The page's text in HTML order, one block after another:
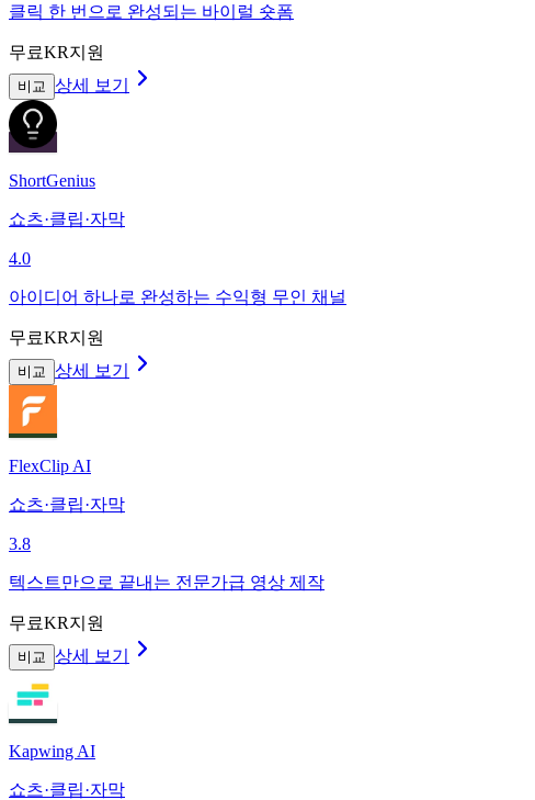
클릭 한 번으로 완성되는 바이럴 숏폼
무료KR지원
비교 상세 보기
ShortGenius
쇼츠·클립·자막
4.0
아이디어 하나로 완성하는 수익형 무인 채널
무료KR지원
비교 상세 보기
FlexClip AI
쇼츠·클립·자막
3.8
텍스트만으로 끝내는 전문가급 영상 제작
무료KR지원
비교 상세 보기
Kapwing AI
쇼츠·클립·자막